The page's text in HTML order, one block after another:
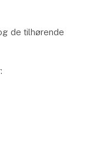
de tilhørende
Viden og